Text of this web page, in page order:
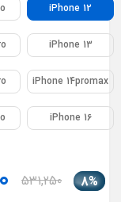
iPhone 12
iPhone 13
iPhone 14promax
iPhone 16
8%
531,250